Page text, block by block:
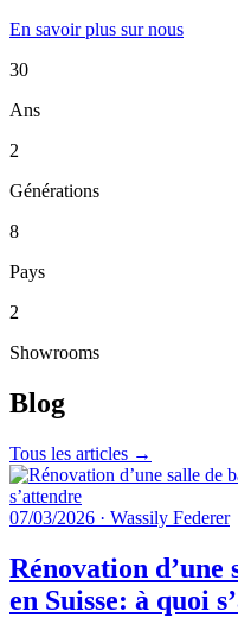
En savoir plus sur nous
30
Ans
2
Générations
8
Pays
2
Showrooms
Blog
Tous les articles →
07/03/2026 · Wassily Federer
Rénovation d’une
en Suisse: à quoi